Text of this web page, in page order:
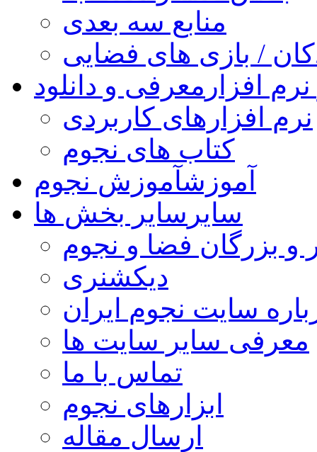
منابع سه بعدی
/ بازی های فضایی
افزار معرفی و دانلود
نرم افزارهای کاربردی
کتاب های نجوم
آموزشآموزش نجوم
سایر سایر بخش ها
و بزرگان فضا و نجوم
دیکشنری
سایت نجوم ایران
معرفی سایر سایت ها
تماس با ما
ابزارهای نجوم
ارسال مقاله